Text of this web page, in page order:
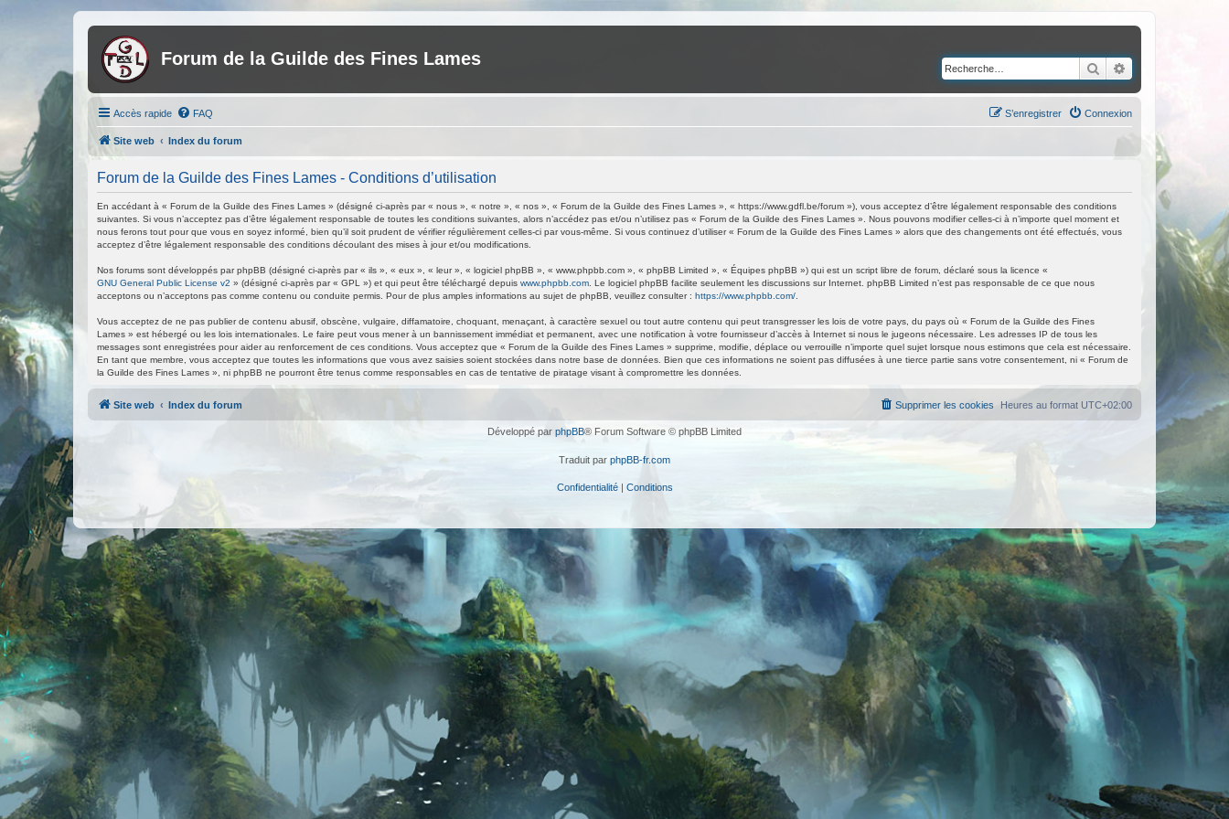
Forum de la Guilde des Fines Lames Rechercher
Accès rapide FAQ Connexion
S’enregistrer
Site web Index du forum
Forum de la Guilde des Fines Lames - Conditions d’utilisation
En accédant à « Forum de la Guilde des Fines Lames » (désigné ci-après par « nous », « notre », « nos », « Forum de la Guilde des Fines Lames », « https://www.gdfl.be/forum »), vous acceptez d’être légalement responsable des conditions
suivantes. Si vous n’acceptez pas d’être légalement responsable de toutes les conditions suivantes, alors n’accédez pas et/ou n’utilisez pas « Forum de la Guilde des Fines Lames ». Nous pouvons modifier celles-ci à n’importe quel moment et
nous ferons tout pour que vous en soyez informé, bien qu’il soit prudent de vérifier régulièrement celles-ci par vous-même. Si vous continuez d’utiliser « Forum de la Guilde des Fines Lames » alors que des changements ont été effectués, vous
acceptez d’être légalement responsable des conditions découlant des mises à jour et/ou modifications.
Nos forums sont développés par phpBB (désigné ci-après par « ils », « eux », « leur », « logiciel phpBB », « www.phpbb.com », « phpBB Limited », « Équipes phpBB ») qui est un script libre de forum, déclaré sous la licence «
GNU General Public License v2 » (désigné ci-après par « GPL ») et qui peut être téléchargé depuis www.phpbb.com . Le logiciel phpBB facilite seulement les discussions sur Internet. phpBB Limited n’est pas responsable de ce que nous
acceptons ou n’acceptons pas comme contenu ou conduite permis. Pour de plus amples informations au sujet de phpBB, veuillez consulter : https://www.phpbb.com/
Vous acceptez de ne pas publier de contenu abusif, obscène, vulgaire, diffamatoire, choquant, menaçant, à caractère sexuel ou tout autre contenu qui peut transgresser les lois de votre pays, du pays où « Forum de la Guilde des Fines
Lames » est hébergé ou les lois internationales. Le faire peut vous mener à un bannissement immédiat et permanent, avec une notification à votre fournisseur d’accès à Internet si nous le jugeons nécessaire. Les adresses IP de tous les
messages sont enregistrées pour aider au renforcement de ces conditions. Vous acceptez que « Forum de la Guilde des Fines Lames » supprime, modifie, déplace ou verrouille n’importe quel sujet lorsque nous estimons que cela est nécessaire.
En tant que membre, vous acceptez que toutes les informations que vous avez saisies soient stockées dans notre base de données. Bien que ces informations ne soient pas diffusées à une tierce partie sans votre consentement, ni « Forum de
la Guilde des Fines Lames », ni phpBB ne pourront être tenus comme responsables en cas de tentative de piratage visant à compromettre les données.
Site web Index du forum Heures au format UTC+02:00
Supprimer les cookies
Développé par phpBB® Forum Software © phpBB Limited
Traduit par phpBB-fr.com
Confidentialité| Conditions